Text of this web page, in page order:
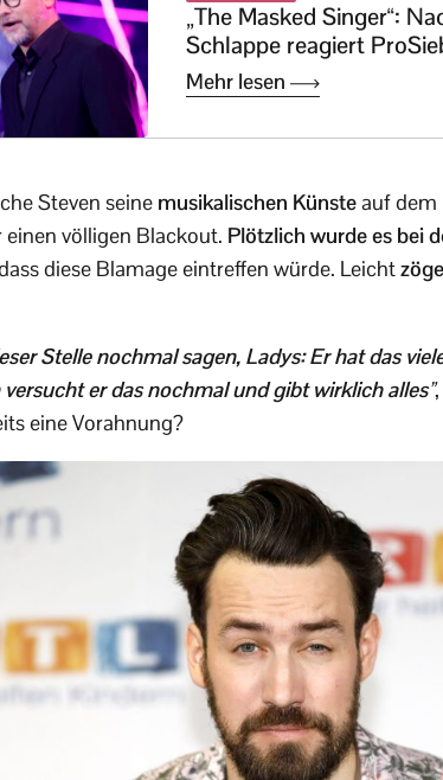
„The Masked Singer“:
Schlappe reagiert
Mehr lesen
Steven seine musikalischen Künsteauf dem
völligen Blackout. Plötzlich wurde es bei
diese Blamage eintreffen würde. Leicht
Stelle nochmal sagen, Ladys: Er hat das
er das nochmal und gibt wirklich alles”
eine Vorahnung?